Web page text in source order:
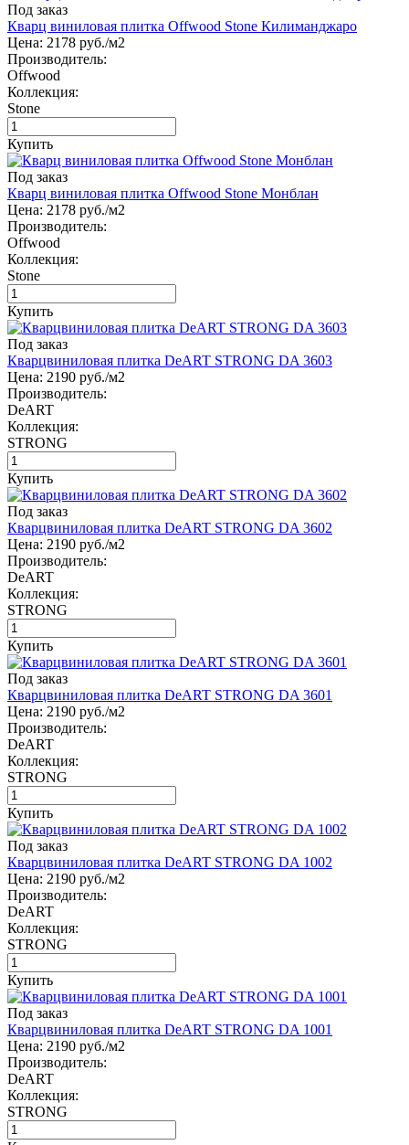
Под заказ
Кварц виниловая плитка Offwood Stone Килиманджаро
Цена: 2178 руб./м2
Производитель:
Offwood
Коллекция:
Stone
Купить
Под заказ
Кварц виниловая плитка Offwood Stone Монблан
Цена: 2178 руб./м2
Производитель:
Offwood
Коллекция:
Stone
Купить
Под заказ
Кварцвиниловая плитка DeART STRONG DA 3603
Цена: 2190 руб./м2
Производитель:
DeART
Коллекция:
STRONG
Купить
Под заказ
Кварцвиниловая плитка DeART STRONG DA 3602
Цена: 2190 руб./м2
Производитель:
DeART
Коллекция:
STRONG
Купить
Под заказ
Кварцвиниловая плитка DeART STRONG DA 3601
Цена: 2190 руб./м2
Производитель:
DeART
Коллекция:
STRONG
Купить
Под заказ
Кварцвиниловая плитка DeART STRONG DA 1002
Цена: 2190 руб./м2
Производитель:
DeART
Коллекция:
STRONG
Купить
Под заказ
Кварцвиниловая плитка DeART STRONG DA 1001
Цена: 2190 руб./м2
Производитель:
DeART
Коллекция:
STRONG